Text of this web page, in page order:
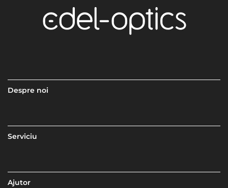
Despre noi
Serviciu
Ajutor